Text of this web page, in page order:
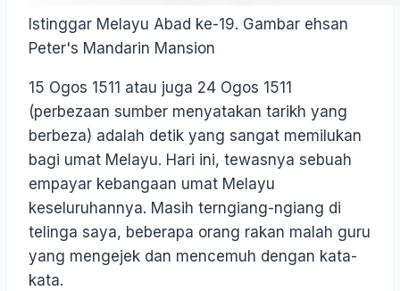
Istinggar Melayu Abad ke-19. Gambar ehsan
Peter's Mandarin Mansion
15 Ogos 1511 atau juga 24 Ogos 1511
(perbezaan sumber menyatakan tarikh yang
berbeza) adalah detik yang sangat memilukan
bagi umat Melayu. Hari ini, tewasnya sebuah
empayar kebangaan umat Melayu
keseluruhannya. Masih terngiang-ngiang di
telinga saya, beberapa orang rakan malah guru
yang mengejek dan mencemuh dengan kata-
kata.